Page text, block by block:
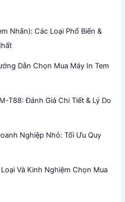
Nhãn): Các Loại Phổ Biến &
Dẫn Chọn Mua Máy In Tem
T88: Đánh Giá Chi Tiết & Lý Do
Nghiệp Nhỏ: Tối Ưu Quy
Và Kinh Nghiệm Chọn Mua